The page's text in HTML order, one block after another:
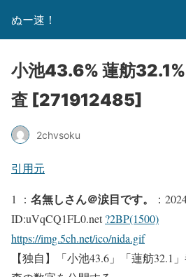
ぬー速！
小池43.6% 蓮舫
査 [271912485]
2chvsoku
引用元
1 ： 名無しさん＠涙目です。
：
ID:uVqCQ1FL0.net?2BP(1500)
https://img.5ch.net/ico/nida.gif
【独自】「小池43.6」「蓮舫32.1